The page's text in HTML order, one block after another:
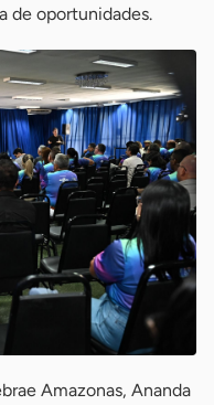
de oportunidades.
Amazonas, Ananda